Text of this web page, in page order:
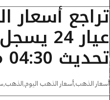
تراجع
تحديث 04:30 مساءًا
أسعار الذهب,أسعار الذهب اليوم,الذهب,